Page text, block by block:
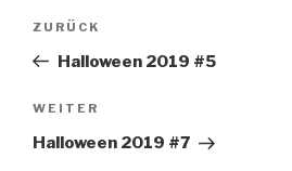
Beitragsnavigation
Vorheriger
Beitrag
ZURÜCK
Halloween 2019 #5
Nächster
Beitrag
WEITER
Halloween 2019 #7